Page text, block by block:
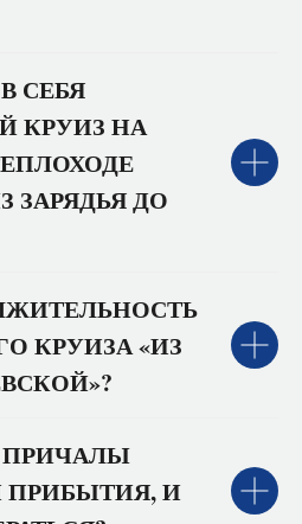
СЕБЯ
КРУИЗ НА
ЗАРЯДЬЯ ДО
КРУИЗА «ИЗ
ПРИЧАЛЫ
ПРИБЫТИЯ, И